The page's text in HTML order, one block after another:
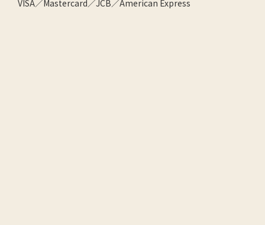
VISA／Mastercard／JCB／American Express